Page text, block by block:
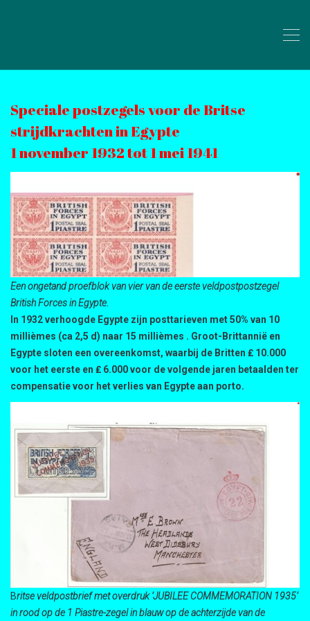
Speciale postzegels voor de Britse
strijdkrachten in Egypte
1 november 1932 tot 1 mei 1941
Een ongetand proefblok van vier van de eerste veldpostpostzegel
British Forces in Egypte.
In 1932 verhoogde Egypte zijn posttarieven met 50% van 10
millièmes (ca 2,5 d) naar 15 millièmes . Groot-Brittannië en
Egypte sloten een overeenkomst, waarbij de Britten ₤ 10.000
voor het eerste en ₤ 6.000 voor de volgende jaren betaalden ter
compensatie voor het verlies van Egypte aan porto.
Britse veldpostbrief met overdruk ‘JUBILEE COMMEMORATION 1935’
in rood op de 1 Piastre-zegel in blauw op de achterzijde van de